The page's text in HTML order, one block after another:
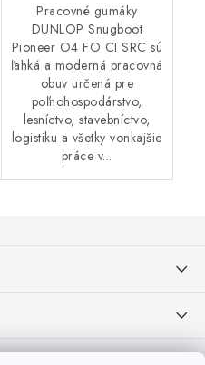
Pracovné gumáky
DUNLOP Snugboot
Pioneer O4 FO CI SRC sú
ľahká a moderná pracovná
obuv určená pre
poľnohospodárstvo,
lesníctvo, stavebníctvo,
logistiku a všetky vonkajšie
práce v...